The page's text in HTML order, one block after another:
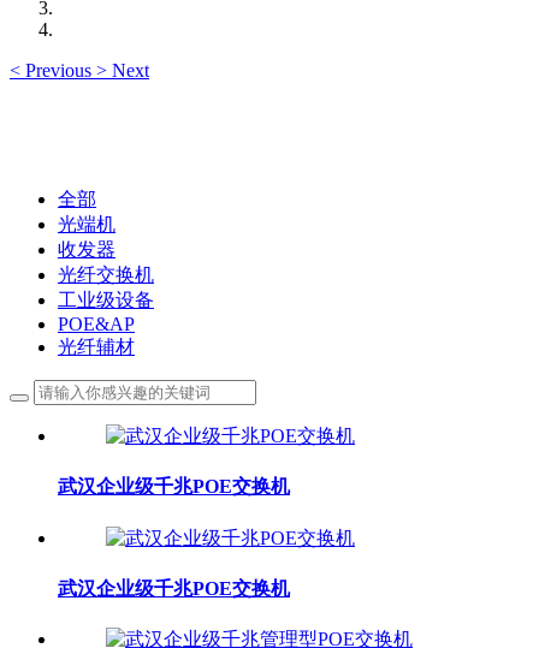
< Previous > Next
全部
光端机
收发器
光纤交换机
工业级设备
POE&AP
光纤辅材
武汉企业级千兆POE交换机
武汉企业级千兆POE交换机